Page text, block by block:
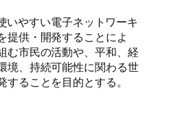
やすい電子ネットワーキ
提供・開発することによ
む市民の活動や、平和、経
境、持続可能性に関わる世
ることを目的とする。